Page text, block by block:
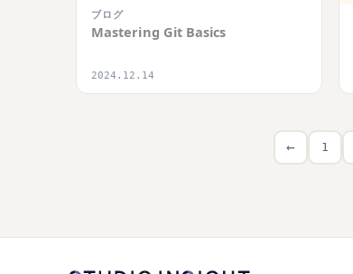
ブログ
Mastering Git Basics
2024.12.14
← 1